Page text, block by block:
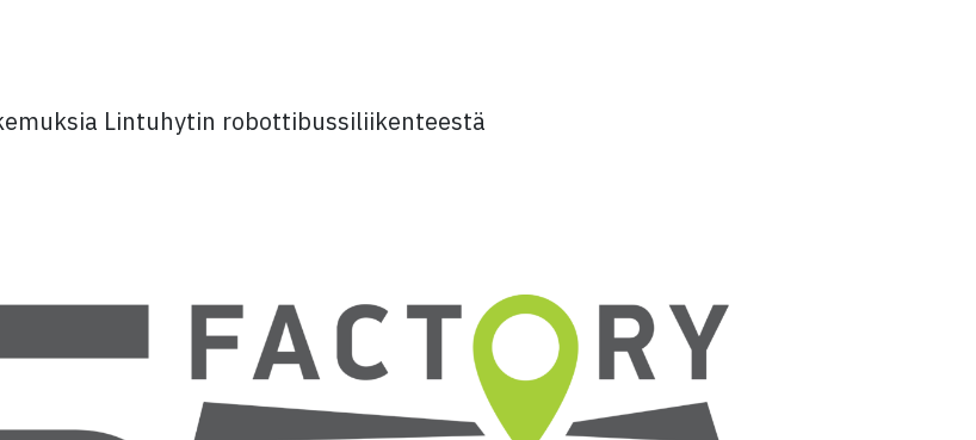
Lintuhytin robottibussiliikenteestä